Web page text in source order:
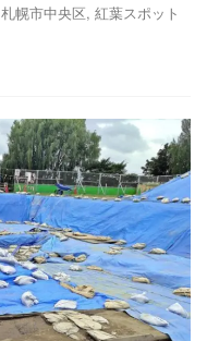
札幌市中央区, 紅葉スポット